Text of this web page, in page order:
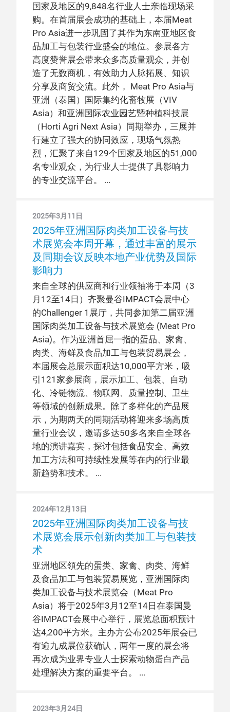
国家及地区的9,848名行业人士亲临现场采
购。在首届展会成功的基础上，本届Meat
Pro Asia进一步巩固了其作为东南亚地区食
品加工与包装行业盛会的地位。参展各方
高度赞誉展会带来众多高质量观众，并创
造了无数商机，有效助力人脉拓展、知识
分享及商贸交流。此外， Meat Pro Asia与
亚洲（泰国）国际集约化畜牧展（VIV
Asia）和亚洲国际农业园艺暨种植科技展
（Horti Agri Next Asia）同期举办，三展并
行建立了强大的协同效应，现场气氛热
烈，汇聚了来自129个国家及地区的51,000
名专业观众，为行业人士提供了具影响力
的专业交流平台。
2025年3月11日
2025年亚洲国际肉类加工设备与技
术展览会本周开幕，通过丰富的展示
及同期会议反映本地产业优势及国际
影响力
来自全球的供应商和行业领袖将于本周（3
月12至14日）齐聚曼谷IMPACT会展中心
的Challenger 1展厅，共同参加第二届亚洲
国际肉类加工设备与技术展览会 (Meat Pro
Asia)。作为亚洲首屈一指的蛋品、家禽、
肉类、海鲜及食品加工与包装贸易展会，
本届展会总展示面积达10,000平方米，吸
引121家参展商，展示加工、包装、自动
化、冷链物流、物联网、质量控制、卫生
等领域的创新成果。除了多样化的产品展
示，为期两天的同期活动将迎来多场高质
量行业会议，邀请多达50多名来自全球各
地的演讲嘉宾，探讨包括食品安全、高效
加工方法和可持续性发展等在内的行业最
新趋势和技术。
2024年12月13日
2025年亚洲国际肉类加工设备与技
术展览会展示创新肉类加工与包装技
术
亚洲地区領先的蛋类、家禽、肉类、海鲜
及食品加工与包装贸易展览，亚洲国际肉
类加工设备与技术展览会（Meat Pro
Asia）将于2025年3月12至14日在泰国曼
谷IMPACT会展中心举行，展览总面积预计
达4,200平方米。主办方公布2025年展会已
有逾九成展位获确认，两年一度的展会将
再次成为业界专业人士探索动物蛋白产品
处理解决方案的重要平台。
2023年3月24日